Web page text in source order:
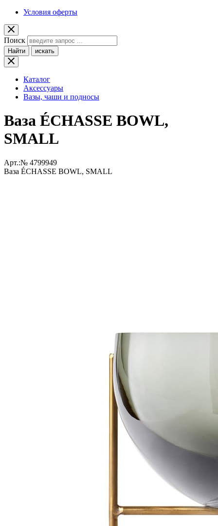
Условия оферты
Поиск
Найти искать
Каталог
Аксессуары
Вазы, чаши и подносы
Ваза ÉCHASSE BOWL,
SMALL
Арт.:№ 4799949
Ваза ÉCHASSE BOWL, SMALL